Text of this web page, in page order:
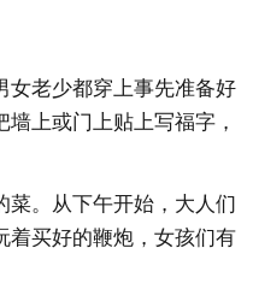
女老少都穿上事先准备好
上或门上贴上写福字，
菜。从下午开始，大人们
着买好的鞭炮，女孩们有